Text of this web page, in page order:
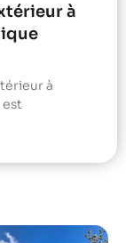
à
à
est